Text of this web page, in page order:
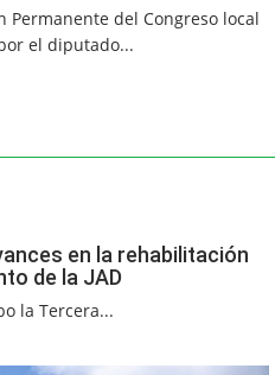
Permanente del Congreso local
el diputado...
en la rehabilitación
de la JAD
la Tercera...